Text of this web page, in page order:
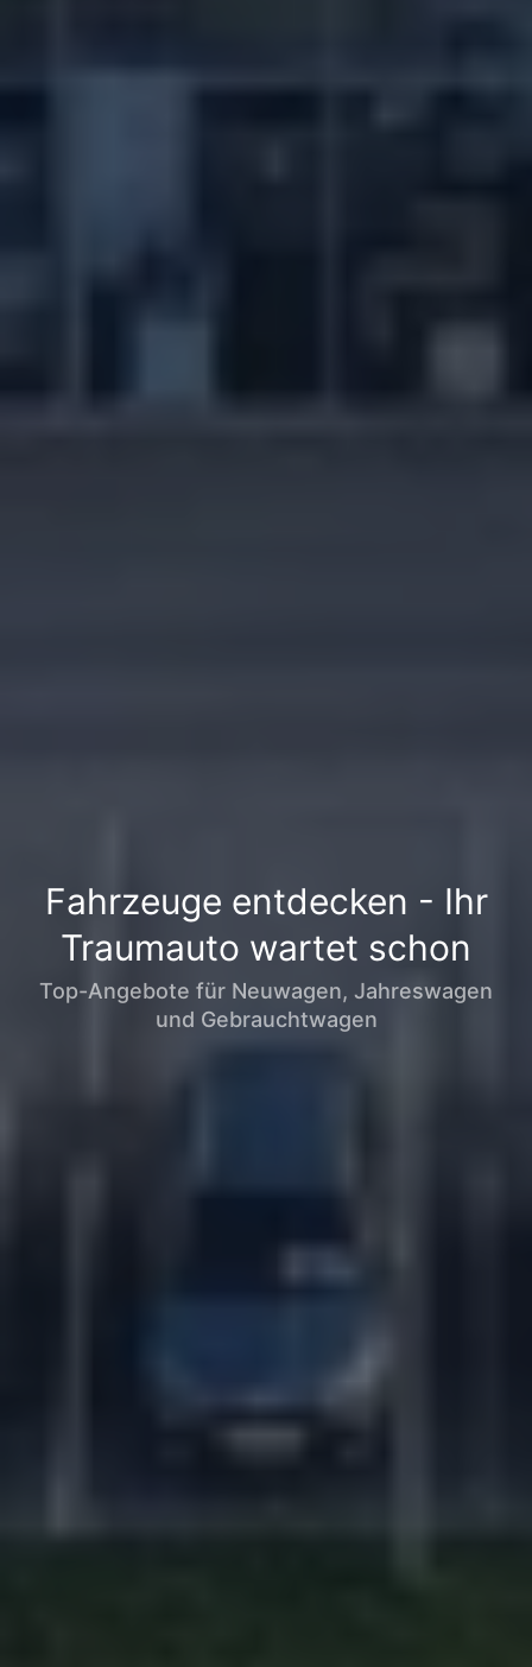
Fahrzeuge entdecken - Ihr
Traumauto wartet schon
Top-Angebote für Neuwagen, Jahreswagen
und Gebrauchtwagen